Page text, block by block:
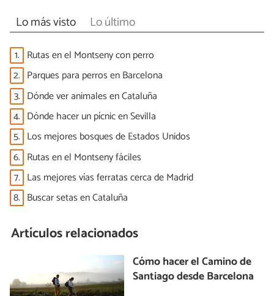
Lo más visto Lo último
1. Rutas en el Montseny con perro
2. Parques para perros en Barcelona
3. Dónde ver animales en Cataluña
4. Dónde hacer un pícnic en Sevilla
5. Los mejores bosques de Estados Unidos
6. Rutas en el Montseny fáciles
7. Las mejores vías ferratas cerca de Madrid
8. Buscar setas en Cataluña
Artículos relacionados
Cómo hacer el Camino de
Santiago desde Barcelona